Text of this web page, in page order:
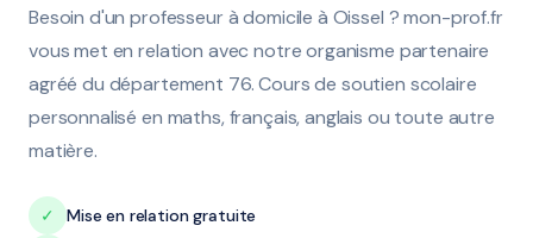
Besoin d'un professeur à domicile à Oissel ? mon-prof.fr
vous met en relation avec notre organisme partenaire
agréé du département 76. Cours de soutien scolaire
personnalisé en maths, français, anglais ou toute autre
matière.
✓
Mise en relation gratuite